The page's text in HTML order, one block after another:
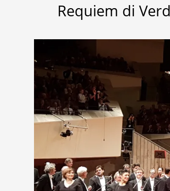
Requiem di